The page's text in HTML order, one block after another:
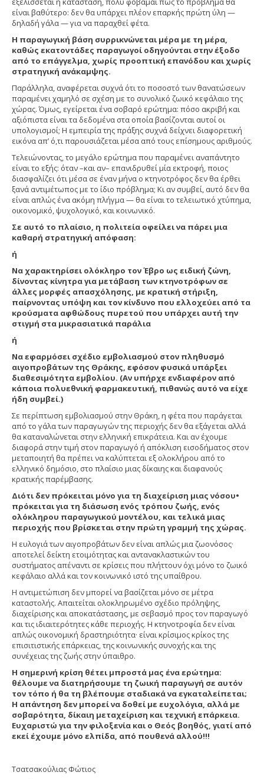
είναι βαθύτερο: δεν θα υπάρχει πλέον επαρκής πρώτη ύλη —
δηλαδή γάλα — για να παραχθεί φέτα.
Η παραγωγική βάση συρρικνώνεται μέρα με τη μέρα,
καθώς εκατοντάδες παραγωγοί οδηγούνται στην έξοδο
από το επάγγελμα, χωρίς προοπτική επανόδου και χωρίς
στρατηγική ανάκαμψης.
Παράλληλα, αναφέρεται συχνά ότι το ποσοστό των θανατώσεων
παραμένει χαμηλό σε σχέση με το συνολικό ζωικό κεφάλαιο της
χώρας. Όμως, εγείρεται ένα σοβαρό ερώτημα: πόσο ακριβή και
αξιόπιστα είναι τα δεδομένα στα οποία βασίζονται αυτοί οι
υπολογισμοί; Η εμπειρία της πράξης συχνά δείχνει διαφορετική
εικόνα απ’ ό,τι παρουσιάζεται μέσα από τους επίσημους αριθμούς.
Τελειώνοντας, το μεγάλο ερώτημα που παραμένει αναπάντητο
είναι το εξής: όταν –και αν– επανιδρυθεί μία εκτροφή, ποιος
διασφαλίζει ότι μέσα σε έναν μήνα ο κτηνοτρόφος δεν θα έρθει
ξανά αντιμέτωπος με το ίδιο πρόβλημα; Κι αν συμβεί, αυτό δεν θα
είναι απλώς ένα ακόμη πλήγμα — θα είναι το τελειωτικό χτύπημα,
οικονομικό, ψυχολογικό, και κοινωνικό.
Σε αυτό το πλαίσιο, η πολιτεία οφείλει να πάρει μια
καθαρή στρατηγική απόφαση:
ή
Να χαρακτηρίσει ολόκληρο τον Έβρο ως ειδική ζώνη,
δίνοντας κίνητρα για μετάβαση των κτηνοτρόφων σε
άλλες μορφές απασχόλησης, με κρατική στήριξη,
παίρνοντας υπόψη και τον κίνδυνο που ελλοχεύει από τα
κρούσματα αφθώδους πυρετού που υπάρχει αυτή την
στιγμή στα μικρασιατικά παράλια
ή
Να εφαρμόσει σχέδιο εμβολιασμού στον πληθυσμό
αιγοπροβάτων της Θράκης, εφόσον φυσικά υπάρξει
διαθεσιμότητα εμβολίου. (Αν υπήρχε ενδιαφέρον από
κάποια πολυεθνική φαρμακευτική, πιθανώς αυτό να είχε
ήδη συμβεί.)
Σε περίπτωση εμβολιασμού στην Θράκη, η φέτα που παράγεται
από το γάλα των παραγωγών της περιοχής δεν θα εξάγεται αλλά
θα καταναλώνεται στην ελληνική επικράτεια. Και αν έχουμε
διαφορά στην τιμή στον παραγωγό ή απόκλιση εισοδήματος στον
μεταποιητή θα πρέπει να καλύπτεται εξ ολοκλήρου από το
ελληνικό δημόσιο, στο πλαίσιο μιας δίκαιης και διαφανούς
κρατικής παρέμβασης.
Διότι δεν πρόκειται μόνο για τη διαχείριση μιας νόσου•
πρόκειται για τη διάσωση ενός τρόπου ζωής, ενός
ολόκληρου παραγωγικού μοντέλου, και τελικά μιας
περιοχής που βρίσκεται στην πρώτη γραμμή της χώρας.
Η ευλογιά των αιγοπροβάτων δεν είναι απλώς μια ζωονόσος·
αποτελεί δείκτη ετοιμότητας και αντανακλαστικών του
συστήματος απέναντι σε κρίσεις που πλήττουν όχι μόνο το ζωικό
κεφάλαιο αλλά και τον κοινωνικό ιστό της υπαίθρου.
Η αντιμετώπιση δεν μπορεί να βασίζεται μόνο σε μέτρα
καταστολής. Απαιτείται ολοκληρωμένο σχέδιο πρόληψης,
διαχείρισης και αποκατάστασης, με σεβασμό προς τον παραγωγό
και τις ιδιαιτερότητες κάθε περιοχής. Η κτηνοτροφία δεν είναι
απλώς οικονομική δραστηριότητα· είναι κρίσιμος κρίκος της
επισιτιστικής επάρκειας, της κοινωνικής συνοχής και της
συνέχειας της ζωής στην ύπαιθρο.
Η σημερινή κρίση θέτει μπροστά μας ένα ερώτημα:
θέλουμε να διατηρήσουμε τη ζωική παραγωγή σε αυτόν
τον τόπο ή θα τη βλέπουμε σταδιακά να εγκαταλείπεται;
Η απάντηση δεν μπορεί να δοθεί με ευχολόγια, αλλά με
σοβαρότητα, δίκαιη μεταχείριση και τεχνική επάρκεια.
Ευχαριστώ για την φιλοξενία και ο Θεός βοηθός, γιατί από
εκεί έχουμε μόνο ελπίδα, από πουθενά αλλού!!!
Τσατσακούλιας Φώτιος